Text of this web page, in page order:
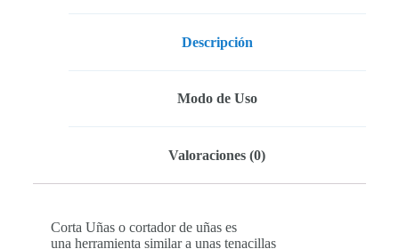
Descripción
Modo de Uso
Valoraciones (0)
Corta Uñas o cortador de uñas es
una herramienta similar a unas tenacillas